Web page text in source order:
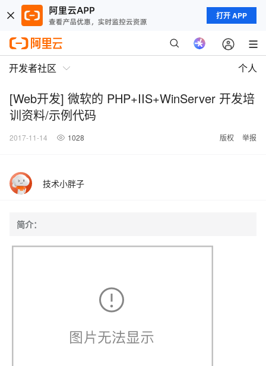
打开 APP
开发者社区 个人
[Web开发] 微软的 PHP+IIS+WinServer 开发培
训资料/示例代码
2017-11-14 1028 版权 举报
技术小胖子
简介：